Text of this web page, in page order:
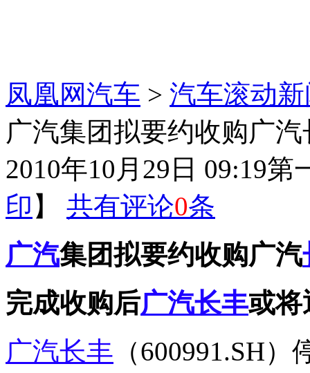
凤凰网汽车 > 汽车滚动
广汽集团拟要约收购广
2010年10月29日 09:19第
印 】 共有评论0条
广汽集团拟要约收购广汽
完成收购后广汽长丰或将
广汽长丰 （600991.SH